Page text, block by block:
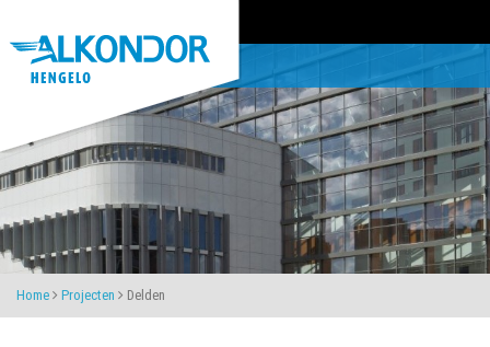
Home Projecten Delden